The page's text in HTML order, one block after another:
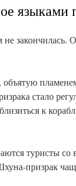
языками
закончилась.
стало
к
туристы
призрак